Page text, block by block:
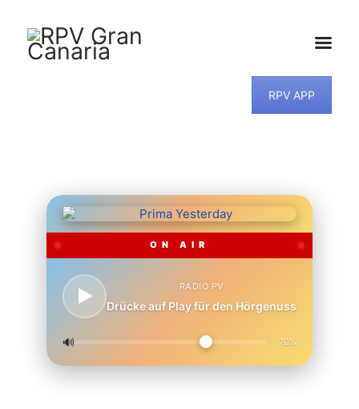
RPV APP
ON AIR
RADIO PV
Drücke auf Play für den Hörgenuss
🔊 70%
MUSIKWUNSCH